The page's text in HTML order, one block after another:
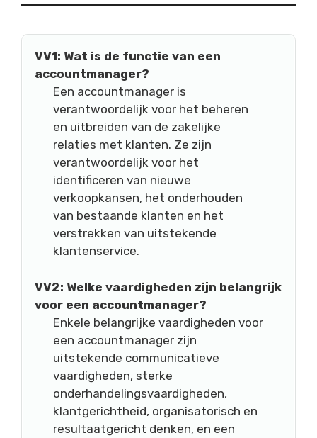
VV1: Wat is de functie van een
accountmanager?
Een accountmanager is
verantwoordelijk voor het beheren
en uitbreiden van de zakelijke
relaties met klanten. Ze zijn
verantwoordelijk voor het
identificeren van nieuwe
verkoopkansen, het onderhouden
van bestaande klanten en het
verstrekken van uitstekende
klantenservice.
VV2: Welke vaardigheden zijn belangrijk
voor een accountmanager?
Enkele belangrijke vaardigheden voor
een accountmanager zijn
uitstekende communicatieve
vaardigheden, sterke
onderhandelingsvaardigheden,
klantgerichtheid, organisatorisch en
resultaatgericht denken, en een